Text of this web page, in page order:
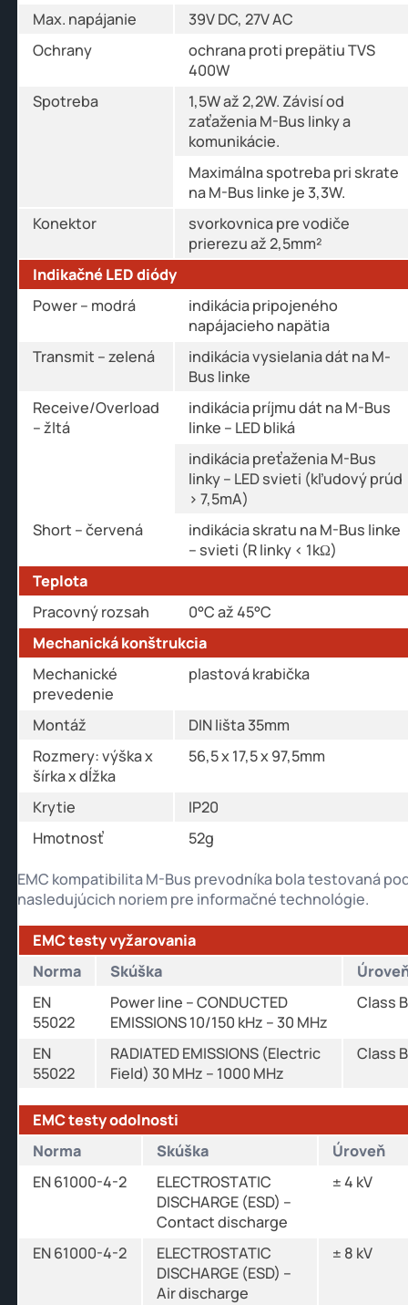
Max. napájanie
39V DC, 27V AC
Ochrany
ochrana proti prepätiu TVS
400W
Spotreba
1,5W až 2,2W. Závisí od
zaťaženia M-Bus linky a
komunikácie.
Maximálna spotreba pri skrate
na M-Bus linke je 3,3W.
Konektor
svorkovnica pre vodiče
prierezu až 2,5mm²
Indikačné LED diódy
Power – modrá
indikácia pripojeného
napájacieho napätia
Transmit – zelená
indikácia vysielania dát na M-
Bus linke
Receive/Overload
– žltá
indikácia príjmu dát na M-Bus
linke – LED bliká
indikácia preťaženia M-Bus
linky – LED svieti (kľudový prúd
> 7,5mA)
Short – červená
indikácia skratu na M-Bus linke
– svieti (R linky < 1kΩ)
Teplota
Pracovný rozsah
0°C až 45°C
Mechanická konštrukcia
Mechanické
prevedenie
plastová krabička
Montáž
DIN lišta 35mm
Rozmery: výška x
šírka x dĺžka
56,5 x 17,5 x 97,5mm
Krytie
IP20
Hmotnosť
52g
EMC kompatibilita M-Bus prevodníka bola testovaná
nasledujúcich noriem pre informačné technológie.
EMC testy vyžarovania
Norma
Skúška
EN
55022
Power line – CONDUCTED
EMISSIONS 10/150 kHz – 30 MHz
Class B
EN
55022
RADIATED EMISSIONS (Electric
Field) 30 MHz – 1000 MHz
Class B
EMC testy odolnosti
Norma
Skúška
Úroveň
EN 61000-4-2
ELECTROSTATIC
DISCHARGE (ESD) –
Contact discharge
± 4 kV
EN 61000-4-2
ELECTROSTATIC
DISCHARGE (ESD) –
Air discharge
± 8 kV